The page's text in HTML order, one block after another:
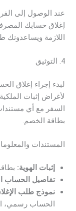
عند الوصول إلى
إغلاق حسابك
اللازمة ويساعدونك
4. التوثيق
لبدء إجراء إغلاق
لأغراض إثبات
السفر مع أي
بطاقة الخصم.
المستندات
إثبات الهوية:
تفاصيل الحساب
نموذج طلب
الحساب رسمي،